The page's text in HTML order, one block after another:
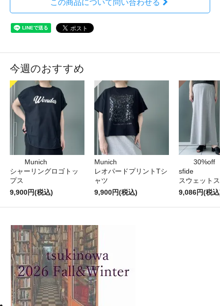
この商品について問い合わせる
今週のおすすめ
Munich
シャーリングロゴトッ
プス
9,900円(税込)
Munich
レオパードプリントTシ
ャツ
9,900円(税込)
30%off
sfide
スウェット
9,086円(税